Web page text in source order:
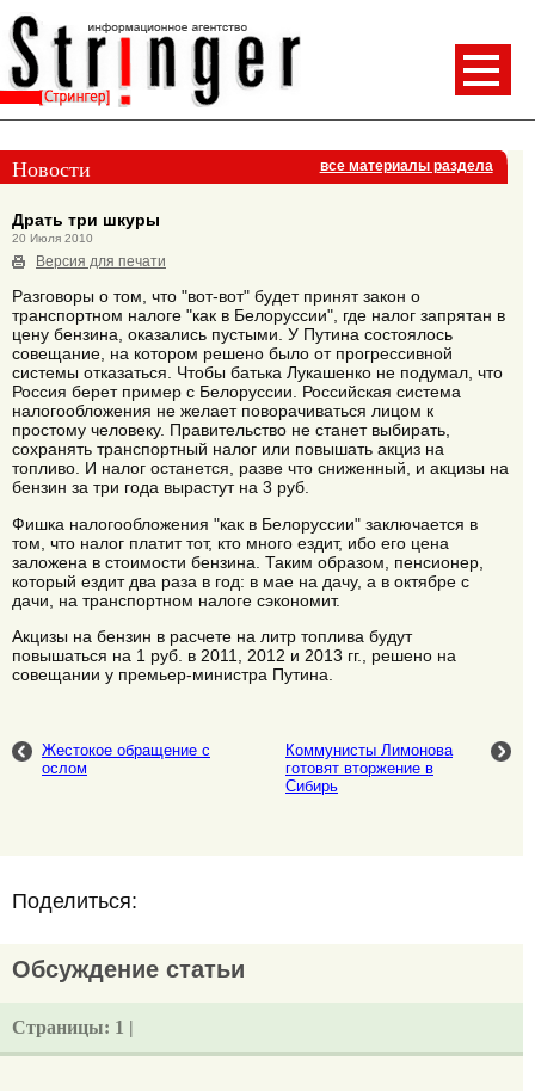
Новости все материалы раздела
Драть три шкуры
20 Июля 2010
Версия для печати
Разговоры о том, что "вот-вот" будет принят закон о
транспортном налоге "как в Белоруссии", где налог запрятан в
цену бензина, оказались пустыми. У Путина состоялось
совещание, на котором решено было от прогрессивной
системы отказаться. Чтобы батька Лукашенко не подумал, что
Россия берет пример с Белоруссии. Российская система
налогообложения не желает поворачиваться лицом к
простому человеку. Правительство не станет выбирать,
сохранять транспортный налог или повышать акциз на
топливо. И налог останется, разве что сниженный, и акцизы на
бензин за три года вырастут на 3 руб.
Фишка налогообложения "как в Белоруссии" заключается в
том, что налог платит тот, кто много ездит, ибо его цена
заложена в стоимости бензина. Таким образом, пенсионер,
который ездит два раза в год: в мае на дачу, а в октябре с
дачи, на транспортном налоге сэкономит.
Акцизы на бензин в расчете на литр топлива будут
повышаться на 1 руб. в 2011, 2012 и 2013 гг., решено на
совещании у премьер-министра Путина.
Жестокое обращение с
ослом
Коммунисты Лимонова
готовят вторжение в
Сибирь
Поделиться:
Обсуждение статьи
Страницы: 1 |